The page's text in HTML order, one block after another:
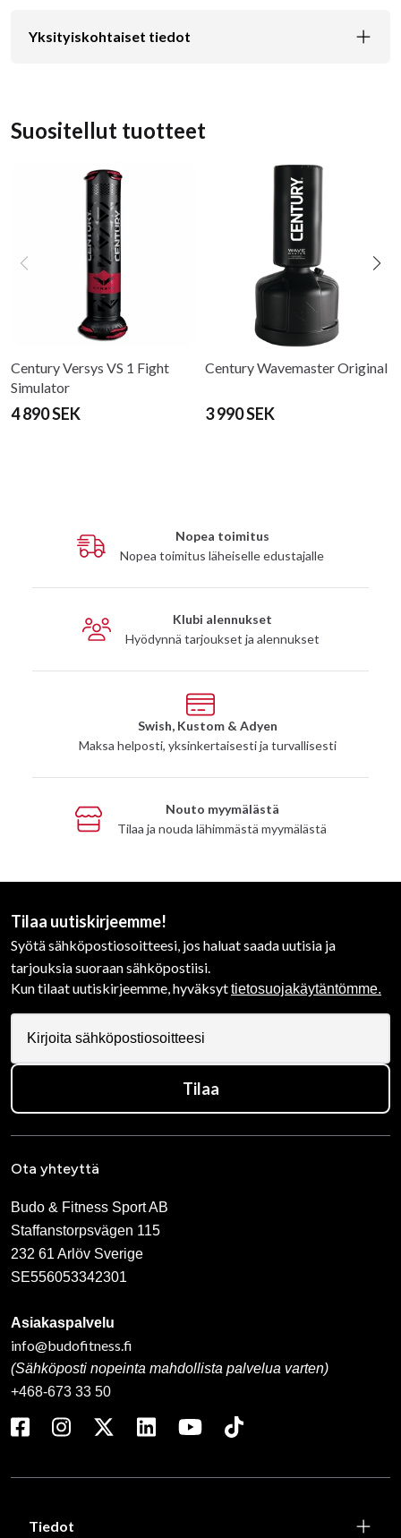
Yksityiskohtaiset tiedot
Suositellut tuotteet
Century Versys VS 1 Fight
Simulator
4 890 SEK
Century Wavemaster Original
3 990 SEK
Nopea toimitus
Nopea toimitus läheiselle edustajalle
Klubi alennukset
Hyödynnä tarjoukset ja alennukset
Swish, Kustom & Adyen
Maksa helposti, yksinkertaisesti ja turvallisesti
Nouto myymälästä
Tilaa ja nouda lähimmästä myymälästä
Tilaa uutiskirjeemme!
Syötä sähköpostiosoitteesi, jos haluat saada uutisia ja
tarjouksia suoraan sähköpostiisi.
Kun tilaat uutiskirjeemme, hyväksyttietosuojakäytäntömme.
Tilaa
Ota yhteyttä
Budo & Fitness Sport AB
Staffanstorpsvägen 115
232 61 Arlöv Sverige
SE556053342301
Asiakaspalvelu
info@budofitness.fi
(Sähköposti nopeinta mahdollista palvelua varten)
+468-673 33 50
Tiedot